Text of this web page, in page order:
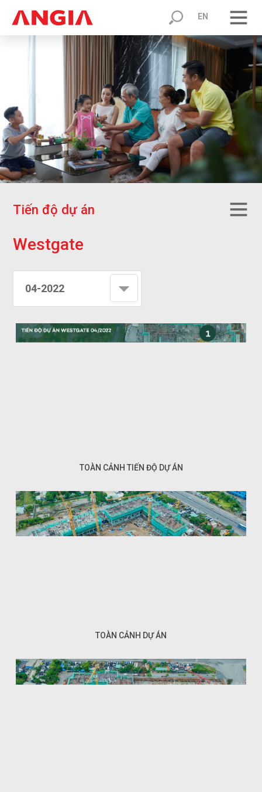
EN
Tiến độ dự án
Westgate
04-2022
TOÀN CẢNH TIẾN ĐỘ DỰ ÁN
TOÀN CẢNH DỰ ÁN